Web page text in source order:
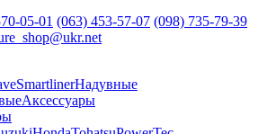
05-01 (063) 453-57-07 (098) 735-79-39
SmartlinerНадувные
Аксессуары